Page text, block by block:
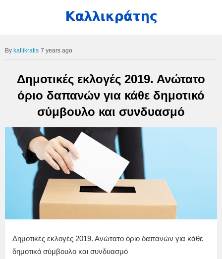
kallikratis 7 years ago
Δημοτικές εκλογές 2019. Ανώτατο
όριο δαπανών για κάθε δημοτικό
σύμβουλο και συνδυασμό
Δημοτικές εκλογές 2019. Ανώτατο όριο δαπανών για κάθε
δημοτικό σύμβουλο και συνδυασμό